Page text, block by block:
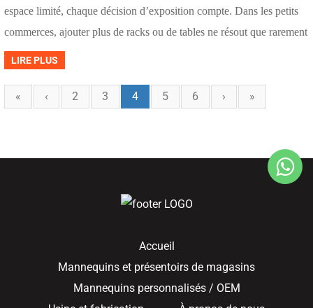
espace limité, chaque décision d’exposition compte. Dans les petits
commerces, ajouter plus de racks ou de tables ne résout que rarement
LIRE PLUS
« ‹ 2 3 4 5 6 › »
Accueil
Mannequins et présentoirs de magasins
Mannequins personnalisés / OEM